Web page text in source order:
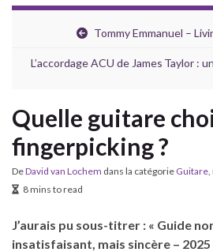
Tommy Emmanuel –
L’accordage ACU de James Taylor :
Quelle guitare
fingerpicking ?
DeDavid van Lochem dans la catégorie Guitare
8 mins to read
J’aurais pu sous-titrer : « Guide
insatisfaisant, mais sincère – 2025